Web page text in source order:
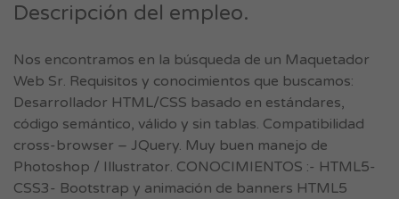
Descripción del empleo.
Nos encontramos en la búsqueda de un Maquetador
Web Sr. Requisitos y conocimientos que buscamos:
Desarrollador HTML/CSS basado en estándares,
código semántico, válido y sin tablas. Compatibilidad
cross-browser – JQuery. Muy buen manejo de
Photoshop / Illustrator. CONOCIMIENTOS :- HTML5-
CSS3- Bootstrap y animación de banners HTML5